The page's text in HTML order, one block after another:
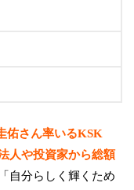
佑さん率いるKSK
人や投資家から総額
自分らしく輝くため